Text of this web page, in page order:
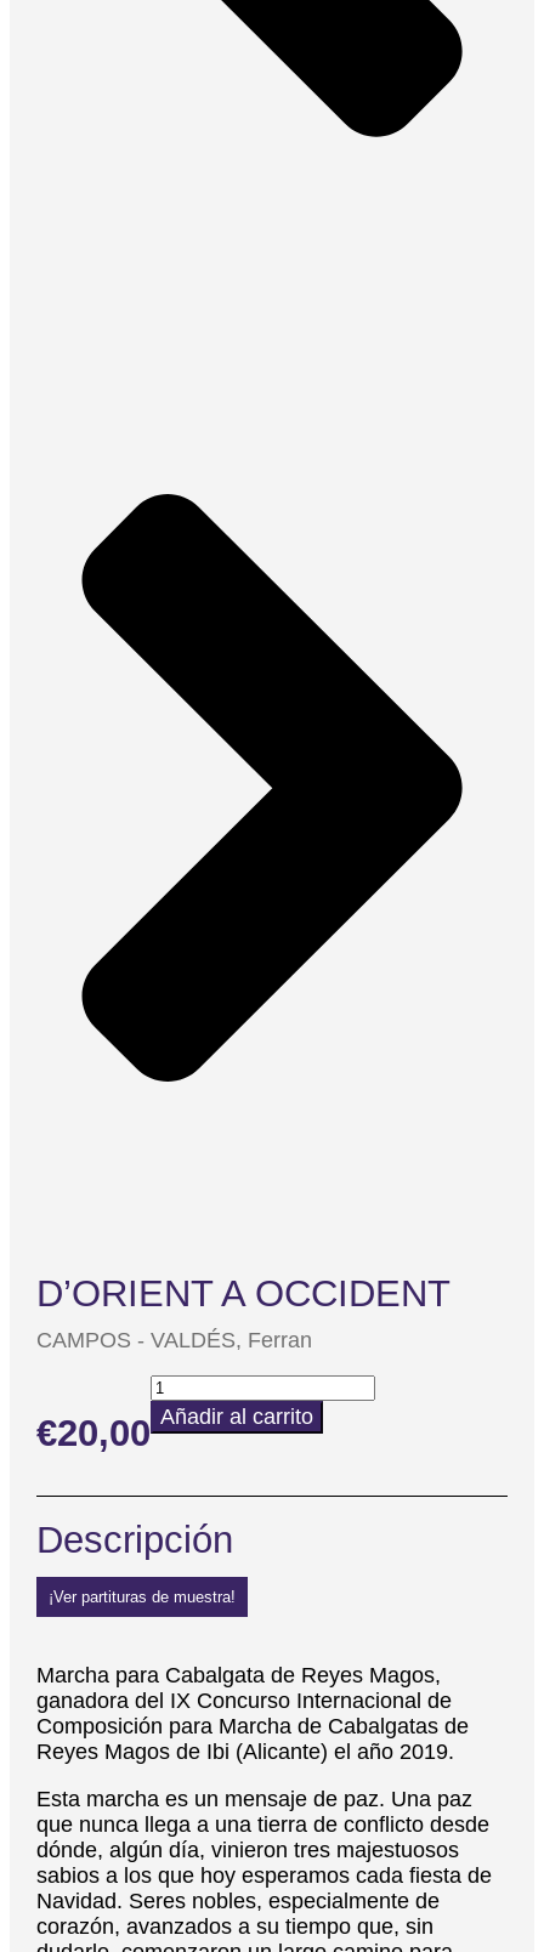
D’ORIENT A OCCIDENT
CAMPOS - VALDÉS, Ferran
€20,00 Añadir al carrito
Descripción
¡Ver partituras de muestra!
Marcha para Cabalgata de Reyes Magos,
ganadora del IX Concurso Internacional de
Composición para Marcha de Cabalgatas de
Reyes Magos de Ibi (Alicante) el año 2019.
Esta marcha es un mensaje de paz. Una paz
que nunca llega a una tierra de conflicto desde
dónde, algún día, vinieron tres majestuosos
sabios a los que hoy esperamos cada fiesta de
Navidad. Seres nobles, especialmente de
corazón, avanzados a su tiempo que, sin